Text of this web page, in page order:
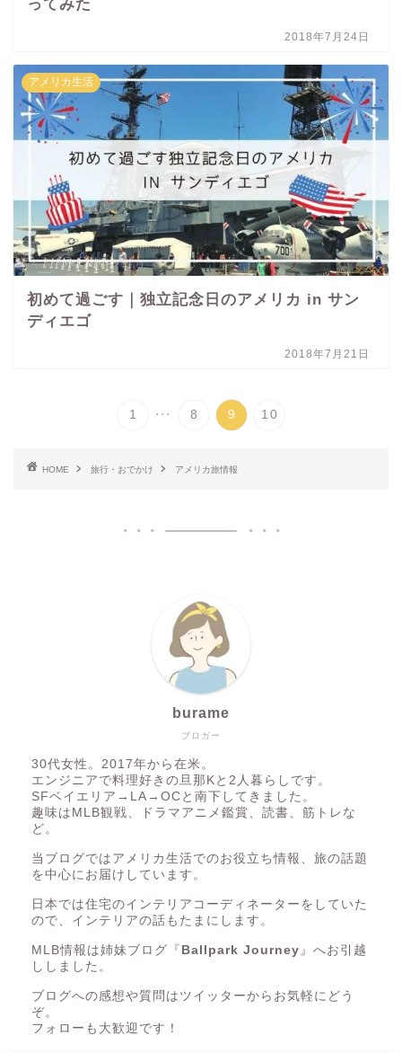
ってみた
2018年7月24日
アメリカ生活
初めて過ごす｜独立記念日のアメリカ in サン
ディエゴ
2018年7月21日
1 ... 8 9 10
HOME 旅行・おでかけ アメリカ旅情報
ブロガー
burame
30代女性。2017年から在米。
エンジニアで料理好きの旦那Kと2人暮らしです。
SFベイエリア→LA→OCと南下してきました。
趣味はMLB観戦、ドラマアニメ鑑賞、読書、筋トレな
ど。
当ブログではアメリカ生活でのお役立ち情報、旅の話題
を中心にお届けしています。
日本では住宅のインテリアコーディネーターをしていた
ので、インテリアの話もたまにします。
MLB情報は姉妹ブログ『 Ballpark Journey 』へお引越
ししました。
ブログへの感想や質問はツイッターからお気軽にどう
ぞ。
フォローも大歓迎です！